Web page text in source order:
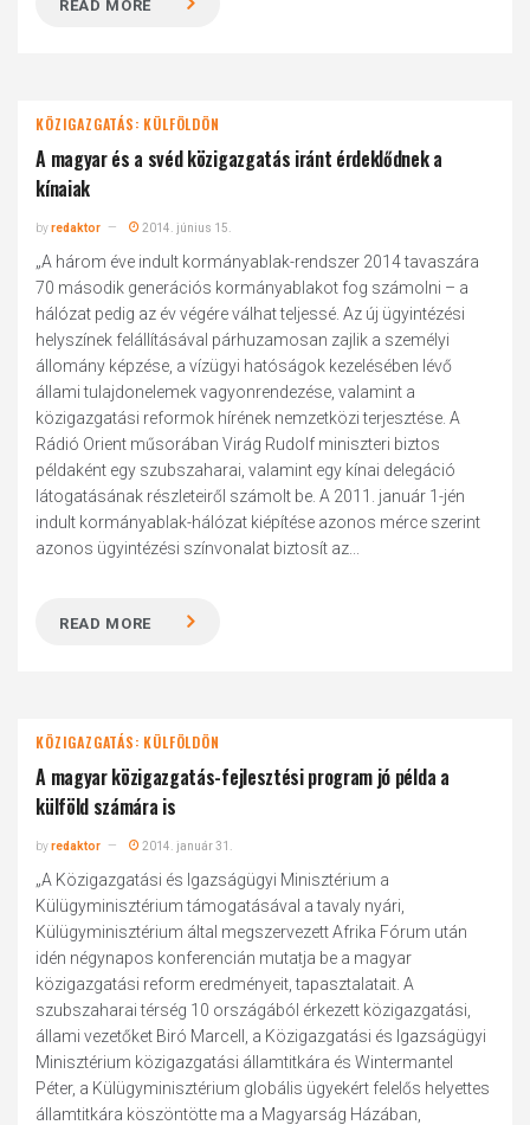
READ MORE
KÖZIGAZGATÁS: KÜLFÖLDÖN
A magyar és a svéd közigazgatás iránt érdeklődnek a
kínaiak
byredaktor 2014. június 15.
„A három éve indult kormányablak-rendszer 2014 tavaszára
70 második generációs kormányablakot fog számolni – a
hálózat pedig az év végére válhat teljessé. Az új ügyintézési
helyszínek felállításával párhuzamosan zajlik a személyi
állomány képzése, a vízügyi hatóságok kezelésében lévő
állami tulajdonelemek vagyonrendezése, valamint a
közigazgatási reformok hírének nemzetközi terjesztése. A
Rádió Orient műsorában Virág Rudolf miniszteri biztos
példaként egy szubszaharai, valamint egy kínai delegáció
látogatásának részleteiről számolt be. A 2011. január 1-jén
indult kormányablak-hálózat kiépítése azonos mérce szerint
azonos ügyintézési színvonalat biztosít az...
READ MORE
KÖZIGAZGATÁS: KÜLFÖLDÖN
A magyar közigazgatás-fejlesztési program jó példa a
külföld számára is
byredaktor 2014. január 31.
„A Közigazgatási és Igazságügyi Minisztérium a
Külügyminisztérium támogatásával a tavaly nyári,
Külügyminisztérium által megszervezett Afrika Fórum után
idén négynapos konferencián mutatja be a magyar
közigazgatási reform eredményeit, tapasztalatait. A
szubszaharai térség 10 országából érkezett közigazgatási,
állami vezetőket Biró Marcell, a Közigazgatási és Igazságügyi
Minisztérium közigazgatási államtitkára és Wintermantel
Péter, a Külügyminisztérium globális ügyekért felelős helyettes
államtitkára köszöntötte ma a Magyarság Házában,